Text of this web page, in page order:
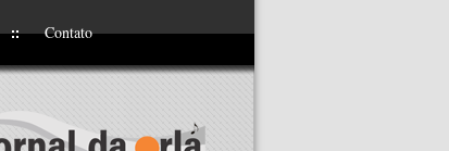
Contato